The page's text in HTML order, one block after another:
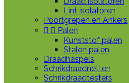
Lint isolatoren
Poortgrepen en Ankers
  Palen
Kunststof palen
Stalen palen
Draadhaspels
Schrikdraadnetten
Schrikdraadtesters